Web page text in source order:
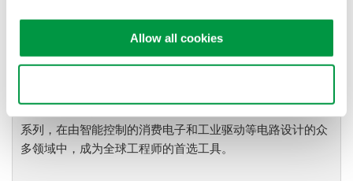
Allow all cookies
波记录仪，具有高速采样能力和
大测量带宽的优点，可广泛应用于电子工程的设计和开发过
程。
DLM3000系列，也有业界全新的8CH MSO示波器DLM5000
系列，在由智能控制的消费电子和工业驱动等电路设计的众
多领域中，成为全球工程师的首选工具。